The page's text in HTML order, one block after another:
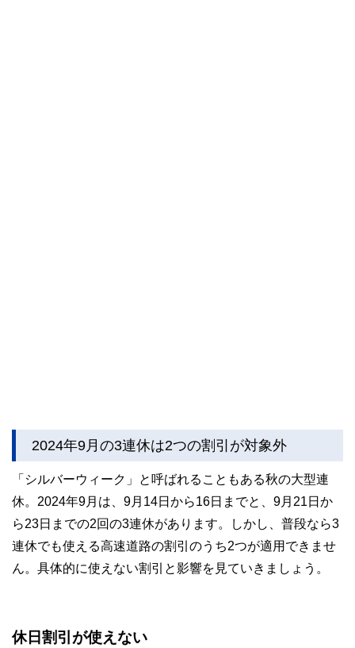
2024年9月の3連休は2つの割引が対象外
「シルバーウィーク」と呼ばれることもある秋の大型連
休。2024年9月は、9月14日から16日までと、9月21日か
ら23日までの2回の3連休があります。しかし、普段なら3
連休でも使える高速道路の割引のうち2つが適用できませ
ん。具体的に使えない割引と影響を見ていきましょう。
休日割引が使えない